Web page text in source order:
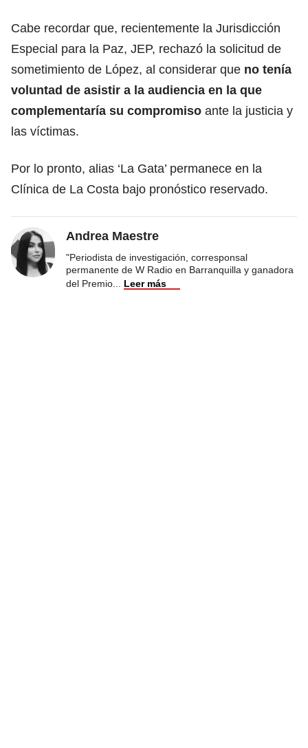
Cabe recordar que, recientemente la Jurisdicción
Especial para la Paz, JEP, rechazó la solicitud de
sometimiento de López, al considerar que no tenía
voluntad de asistir a la audiencia en la que
complementaría su compromiso ante la justicia y
las víctimas.
Por lo pronto, alias ‘La Gata’ permanece en la
Clínica de La Costa bajo pronóstico reservado.
Andrea Maestre
"Periodista de investigación, corresponsal
permanente de W Radio en Barranquilla y ganadora
del Premio
Leer más